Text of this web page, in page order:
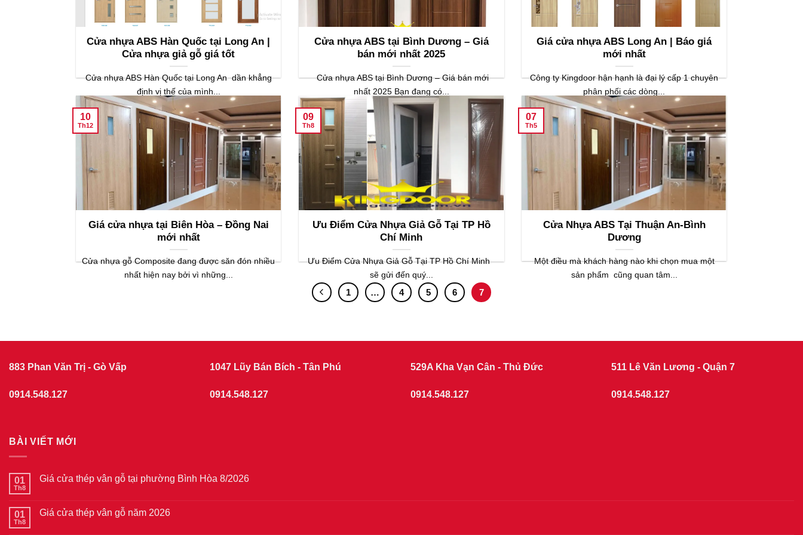
Cửa nhựa ABS Hàn Quốc tại Long An |
Cửa nhựa giả gỗ giá tốt
Cửa nhựa ABS Hàn Quốc tại Long An dần khẳng
định vị thế của mình...
Cửa nhựa ABS tại Bình Dương – Giá
bán mới nhất 2025
Cửa nhựa ABS tại Bình Dương – Giá bán mới
nhất 2025 Bạn đang có...
Giá cửa nhựa ABS Long An | Báo giá
mới nhất
Công ty Kingdoor hận hạnh là đại lý cấp 1 chuyên
phân phối các dòng...
Giá cửa nhựa tại Biên Hòa – Đồng Nai
mới nhất
Cửa nhựa gỗ Composite đang được săn đón nhiều
nhất hiện nay bởi vì những...
10
Th12
Ưu Điểm Cửa Nhựa Giả Gỗ Tại TP Hồ
Chí Minh
Ưu Điểm Cửa Nhựa Giả Gỗ Tại TP Hồ Chí Minh
sẽ gửi đến quý...
09
Th8
Cửa Nhựa ABS Tại Thuận An-Bình
Dương
Một điều mà khách hàng nào khi chọn mua một
sản phẩm cũng quan tâm...
07
Th5
1 … 4 5 6 7
883 Phan Văn Trị - Gò Vấp
0914.548.127
1047 Lũy Bán Bích - Tân Phú
0914.548.127
529A Kha Vạn Cân - Thủ Đức
0914.548.127
511 Lê Văn Lương - Quận 7
0914.548.127
BÀI VIẾT MỚI
01
Th8
Giá cửa thép vân gỗ tại phường Bình Hòa 8/2026
luận
01
Th8
Giá cửa thép vân gỗ năm 2026